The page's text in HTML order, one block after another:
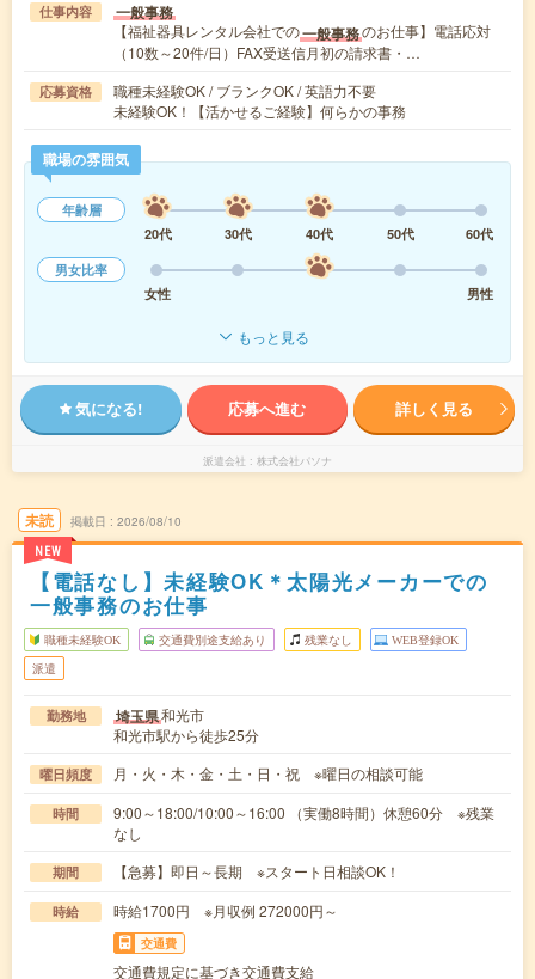
仕事内容 一般事務
【福祉器具レンタル会社での一般事務のお仕事】電話応対
（10数～20件/日）FAX受送信月初の請求書・…
応募資格
職種未経験OK / ブランクOK / 英語力不要
未経験OK！【活かせるご経験】何らかの事務
職場の雰囲気
年齢層
20代
30代 40代 50代
60代
男女比率
女性
男性
もっと見る
気になる! 応募へ進む 詳しく見る
派遣会社 株式会社パソナ
未読
NEW
掲載日 2026/08/10
【電話なし】未経験OK＊太陽光メーカーでの
一般事務のお仕事
職種未経験OK 交通費別途支給あり 残業なし WEB登録OK
派遣
勤務地 埼玉県和光市
和光市駅から徒歩25分
曜日頻度 月・火・木・金・土・日・祝 ※曜日の相談可能
時間
9:00～18:00/10:00～16:00 （実働8時間）休憩60分 ※残業
なし
期間 【急募】即日～長期 ※スタート日相談OK！
時給 時給1700円 ※月収例 272000円～
交通費
交通費規定に基づき交通費支給